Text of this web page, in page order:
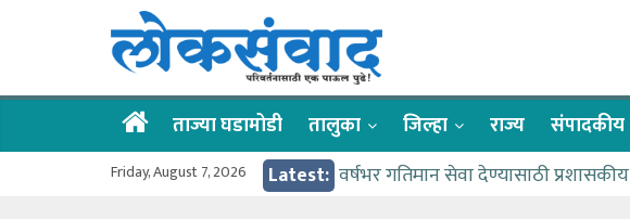
लोकसंवाद
ताज्या
घडामोडी
ताज्या घडामोडी तालुका जिल्हा राज्य संपादकीय
Friday, August 7, 2026 Latest: वर्षभर गतिमान सेवा देण्यासाठी